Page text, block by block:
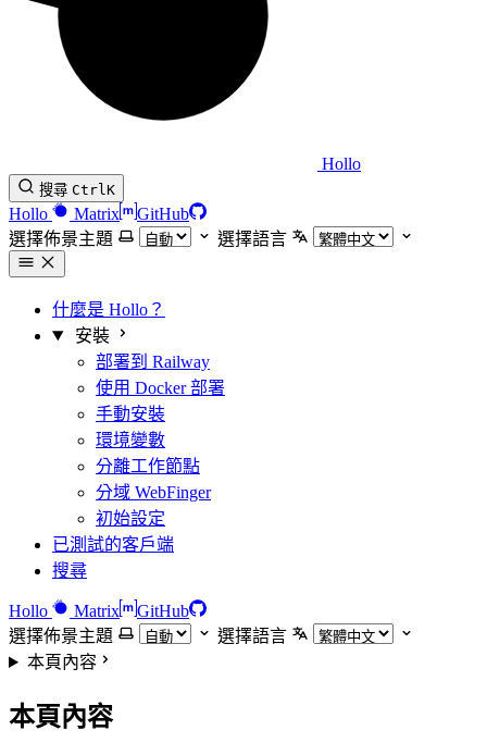
Hollo
搜尋 CtrlK
Hollo Matrix
GitHub
選擇佈景主題
選擇語言
什麼是 Hollo？
安裝
部署到 Railway
使用 Docker 部署
手動安裝
環境變數
分離工作節點
分域 WebFinger
初始設定
已測試的客戶端
搜尋
Hollo Matrix
GitHub
選擇佈景主題
選擇語言
本頁內容
本頁內容